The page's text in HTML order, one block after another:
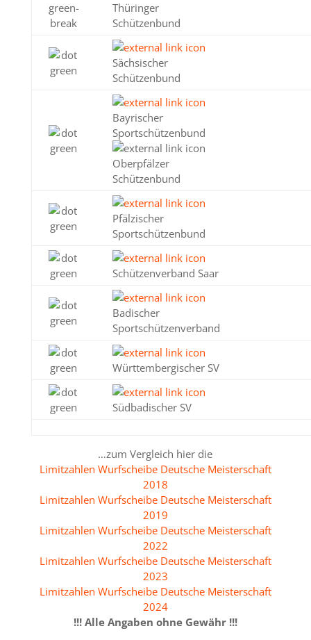
Thüringer
Schützenbund
Sächsischer
Schützenbund
Bayrischer
Sportschützenbund
Oberpfälzer
Schützenbund
Pfälzischer
Sportschützenbund
Schützenverband Saar
Badischer
Sportschützenverband
Württembergischer SV
Südbadischer SV
…zum Vergleich hier die
Limitzahlen Wurfscheibe Deutsche Meisterschaft
2018
Limitzahlen Wurfscheibe Deutsche Meisterschaft
2019
Limitzahlen Wurfscheibe Deutsche Meisterschaft
2022
Limitzahlen Wurfscheibe Deutsche Meisterschaft
2023
Limitzahlen Wurfscheibe Deutsche Meisterschaft
2024
!!! Alle Angaben ohne Gewähr !!!